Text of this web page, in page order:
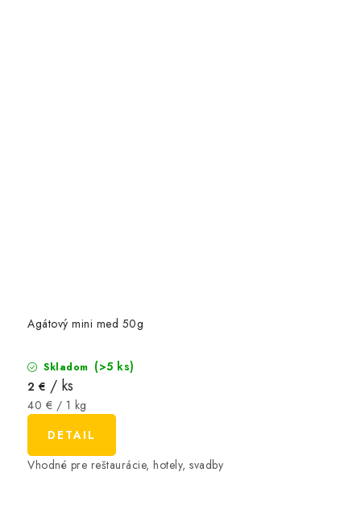
Agátový mini med 50g
Skladom (>5 ks)
2 € / ks
Jednotková
cena:
40 € / 1 kg
DETAIL
Vhodné pre reštaurácie, hotely, svadby